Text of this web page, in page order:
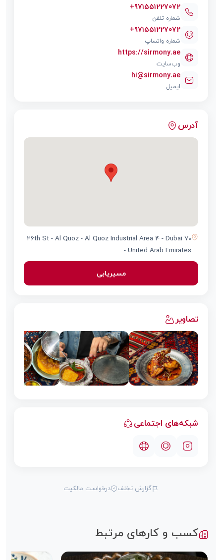
+971551227072
شماره تلفن
+971551227072
شماره واتساپ
https://sirmony.ae
وب‌سایت
hi@sirmony.ae
ایمیل
آدرس
70 26th St - Al Quoz - Al Quoz Industrial Area 4 - Dubai
- United Arab Emirates
مسیریابی
تصاویر
شبکه‌های اجتماعی
گزارش تخلف درخواست مالکیت
کسب و کارهای مرتبط